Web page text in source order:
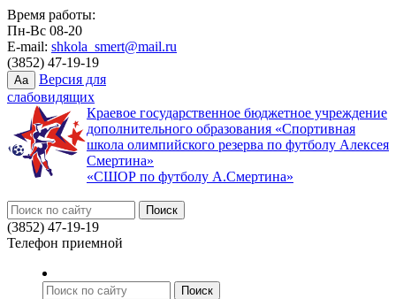
Время работы:
Пн-Вс 08-20
E-mail: shkola_smert@mail.ru
(3852) 47-19-19
Aa
Версия для
слабовидящих
Краевое государственное бюджетное учреждение
дополнительного образования «Спортивная
школа олимпийского резерва по футболу Алексея
Смертина»
«СШОР по футболу А.Смертина»
(3852) 47-19-19
Телефон приемной